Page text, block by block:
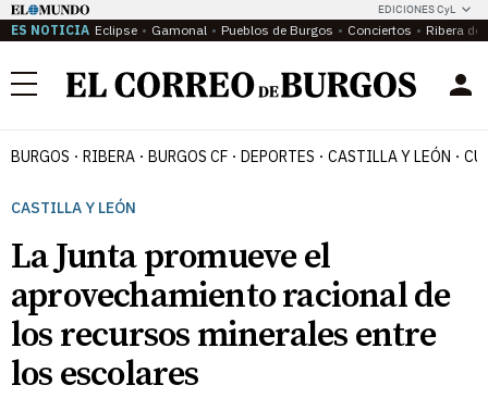
EDICIONES CyL
ES NOTICIA Eclipse Gamonal Pueblos de Burgos Conciertos Ribera del
Menú
BURGOS RIBERA BURGOS CF DEPORTES CASTILLA Y LEÓN
CASTILLA Y LEÓN
La Junta promueve el
aprovechamiento racional de
los recursos minerales entre
los escolares